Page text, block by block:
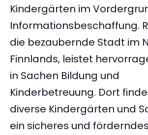
Kindergärten im
Informationsbeschaffung.
die bezaubernde Stadt im
Finnlands, leistet
in Sachen Bildung und
Kinderbetreuung. Dort
diverse Kindergärten und
ein sicheres und förderndes